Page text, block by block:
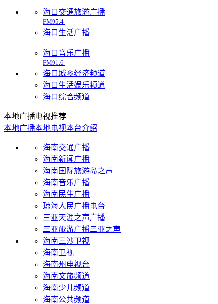
海口交通旅游广播
FM95.4
海口生活广播
海口音乐广播
FM91.6
海口城乡经济频道
海口生活娱乐频道
海口综合频道
本地广播电视推荐
本地广播本地电视本台介绍
海南交通广播
海南新闻广播
海南国际旅游岛之声
海南音乐广播
海南民生广播
琼海人民广播电台
三亚天涯之声广播
三亚旅游广播三亚之声
海南三沙卫视
海南卫视
海南州电视台
海南文旅频道
海南少儿频道
海南公共频道